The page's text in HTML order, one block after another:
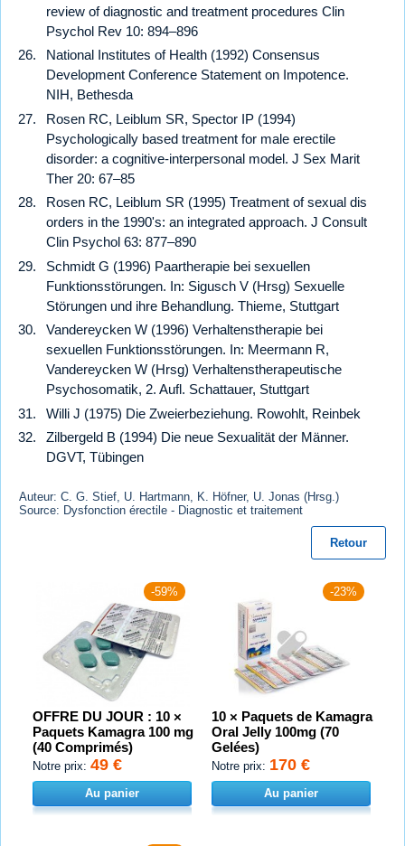
review of diagnostic and treatment procedures Clin
Psychol Rev 10: 894–896
National Institutes of Health (1992) Consensus
Development Conference Statement on Impotence.
NIH, Bethesda
Rosen RC, Leiblum SR, Spector IP (1994)
Psychologically based treatment for male erectile
disorder: a cognitive-interpersonal model. J Sex Marit
Ther 20: 67–85
Rosen RC, Leiblum SR (1995) Treatment of sexual dis
orders in the 1990's: an integrated approach. J Consult
Clin Psychol 63: 877–890
Schmidt G (1996) Paartherapie bei sexuellen
Funktionsstörungen. In: Sigusch V (Hrsg) Sexuelle
Störungen und ihre Behandlung. Thieme, Stuttgart
Vandereycken W (1996) Verhaltenstherapie bei
sexuellen Funktionsstörungen. In: Meermann R,
Vandereycken W (Hrsg) Verhaltenstherapeutische
Psychosomatik, 2. Aufl. Schattauer, Stuttgart
Willi J (1975) Die Zweierbeziehung. Rowohlt, Reinbek
Zilbergeld B (1994) Die neue Sexualität der Männer.
DGVT, Tübingen
Auteur: C. G. Stief, U. Hartmann, K. Höfner, U. Jonas (Hrsg.)
Source: Dysfonction érectile - Diagnostic et traitement
Retour
-59%
OFFRE DU JOUR : 10 ×
Paquets Kamagra 100 mg
(40 Comprimés)
Notre prix: 49 €
Au panier
-23%
10 × Paquets de Kamagra
Oral Jelly 100mg (70
Gelées)
Notre prix: 170 €
Au panier